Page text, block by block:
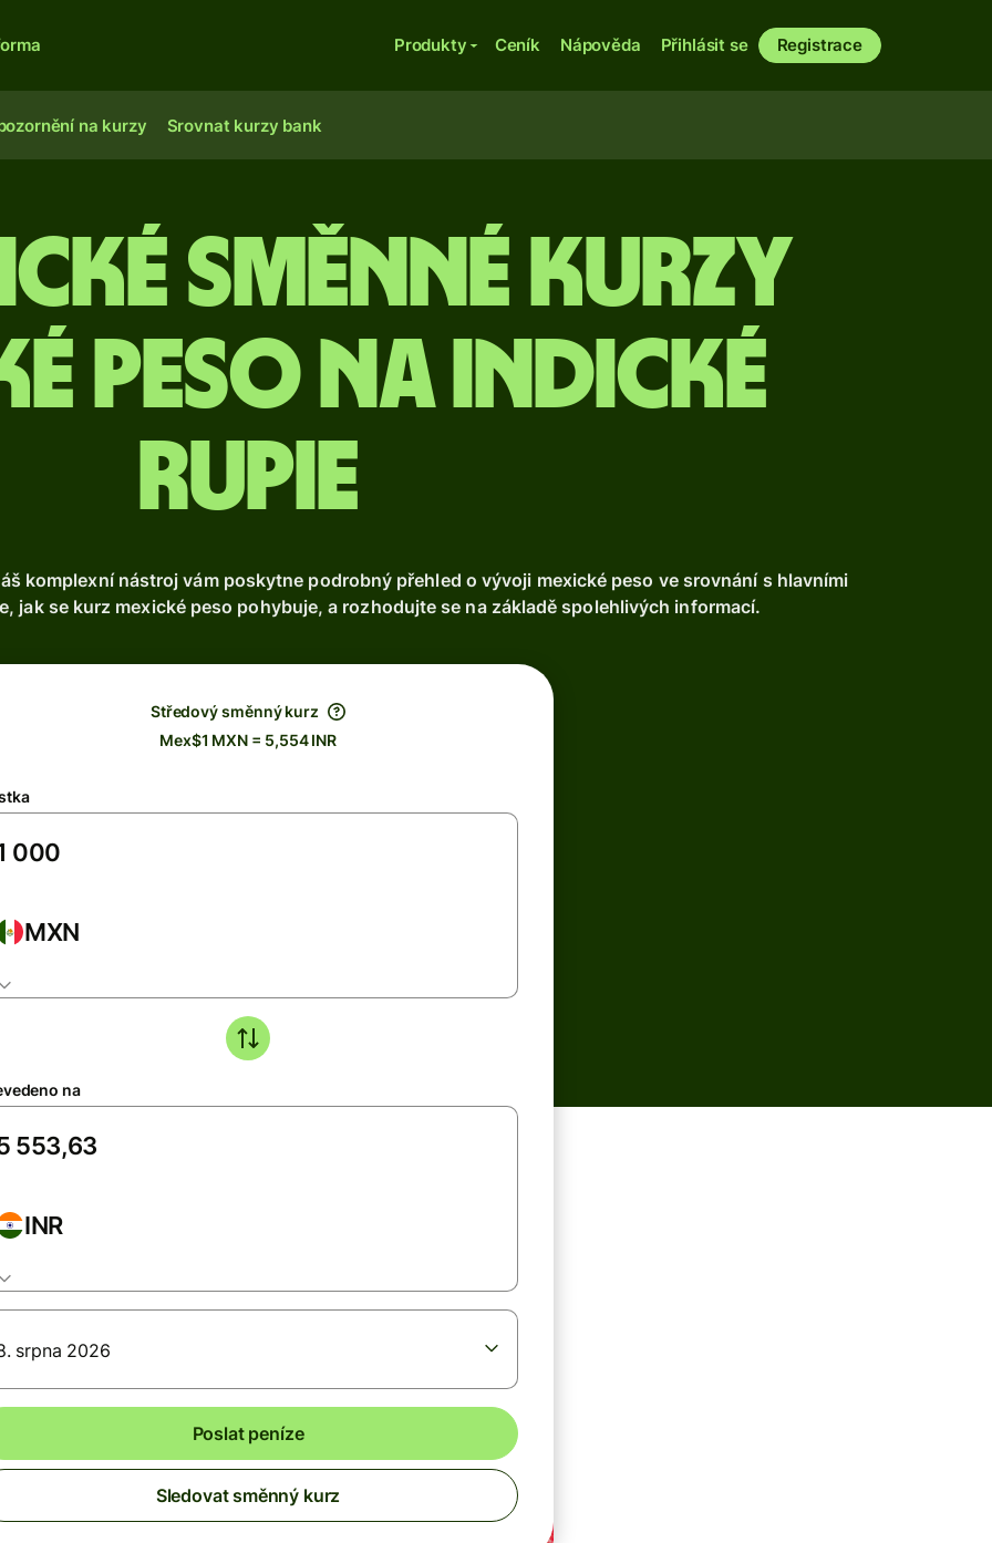
Produkty Ceník Nápověda Přihlásit se Registrace
na kurzy Srovnat kurzy bank
směnné kurzy
peso na indické
rupie
komplexní nástroj vám poskytne podrobný přehled o vývoji mexické peso ve srovnání s hlavními
jak se kurz mexické peso pohybuje, a rozhodujte se na základě spolehlivých informací.
Středový směnný kurz
Mex$1 MXN = 5,554 INR
MXN
na
INR
srpna 2026
Poslat peníze
Sledovat směnný kurz